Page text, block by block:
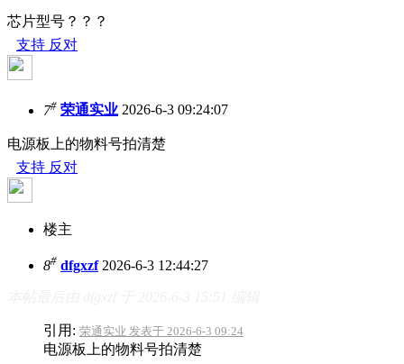
芯片型号？？？
支持 反对
7# 荣通实业 2026-6-3 09:24:07
电源板上的物料号拍清楚
支持 反对
楼主
8# dfgxzf2026-6-3 12:44:27
引用: 荣通实业 发表于 2026-6-3 09:24
电源板上的物料号拍清楚